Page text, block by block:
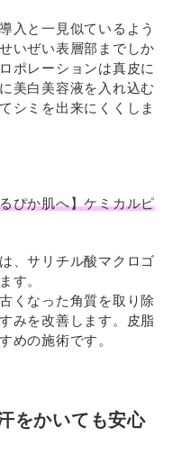
入と一見似ているよう
いぜい表層部までしか
ポレーションは真皮に
美白美容液を入れ込む
シミを出来にくくしま
ぴか肌へ】ケミカルピ
、サリチル酸マクロゴ
す。
くなった角質を取り除
みを改善します。皮脂
めの施術です。
をかいても安心